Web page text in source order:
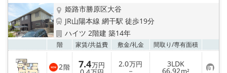
姫路市勝原区大谷
JR山陽本線 網干駅 徒歩19分
ハイツ 2階建 築14年
階 家賃/共益費 敷金/礼金 間取り/専有面積
2階 7.4万円 2.0万円
－
3LDK
66.92m² お